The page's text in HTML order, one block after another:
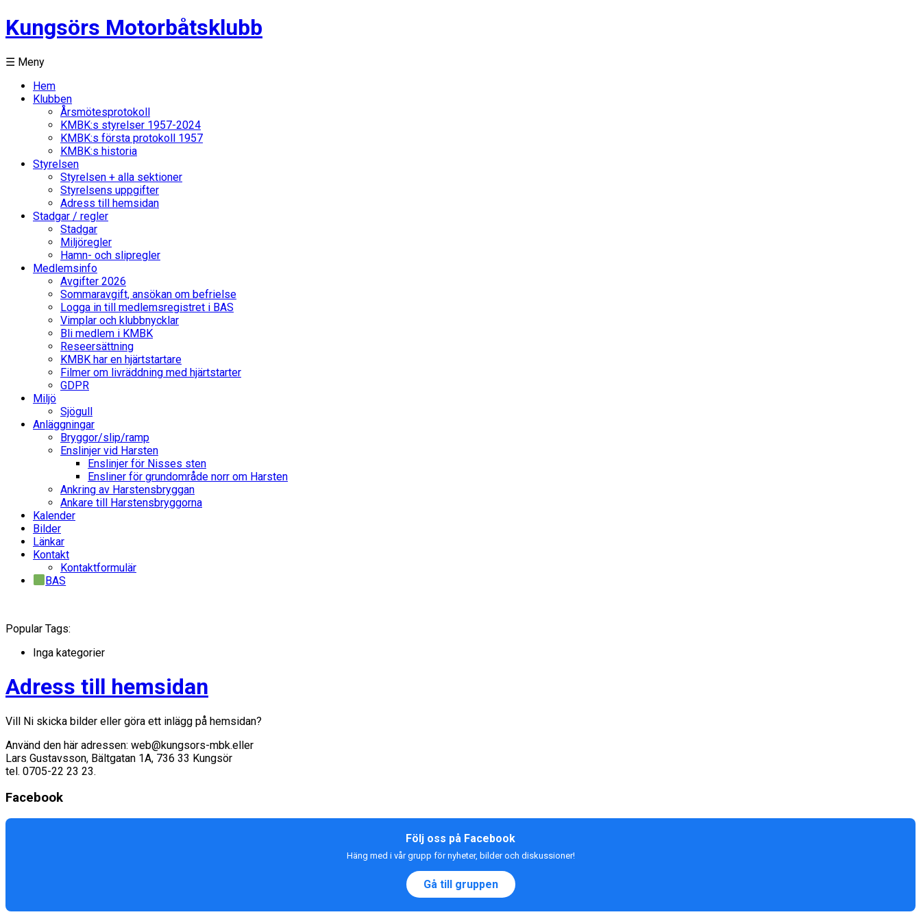
Kungsörs Motorbåtsklubb
☰ Meny
Hem
Klubben
Årsmötesprotokoll
KMBK:s styrelser 1957-2024
KMBK:s första protokoll 1957
KMBK:s historia
Styrelsen
Styrelsen + alla sektioner
Styrelsens uppgifter
Adress till hemsidan
Stadgar / regler
Stadgar
Miljöregler
Hamn- och slipregler
Medlemsinfo
Avgifter 2026
Sommaravgift, ansökan om befrielse
Logga in till medlemsregistret i BAS
Vimplar och klubbnycklar
Bli medlem i KMBK
Reseersättning
KMBK har en hjärtstartare
Filmer om livräddning med hjärtstarter
GDPR
Miljö
Sjögull
Anläggningar
Bryggor/slip/ramp
Enslinjer vid Harsten
Enslinjer för Nisses sten
Ensliner för grundområde norr om Harsten
Ankring av Harstensbryggan
Ankare till Harstensbryggorna
Kalender
Bilder
Länkar
Kontakt
Kontaktformulär
BAS
Popular Tags:
Inga kategorier
Adress till hemsidan
Vill Ni skicka bilder eller göra ett inlägg på hemsidan?
Använd den här adressen: web@kungsors-mbk.eller
Lars Gustavsson, Bältgatan 1A, 736 33 Kungsör
tel. 0705-22 23 23.
Facebook
Följ oss på Facebook
Häng med i vår grupp för nyheter, bilder och diskussioner!
Gå till gruppen